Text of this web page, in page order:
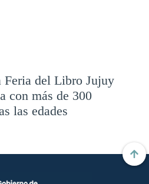
Feria del Libro Jujuy
con más de 300
las edades